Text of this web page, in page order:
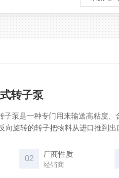
转子泵
子泵是一种专门用来输送高粘度、
向旋转的转子把物料从进口推到
02 厂商性质
经销商